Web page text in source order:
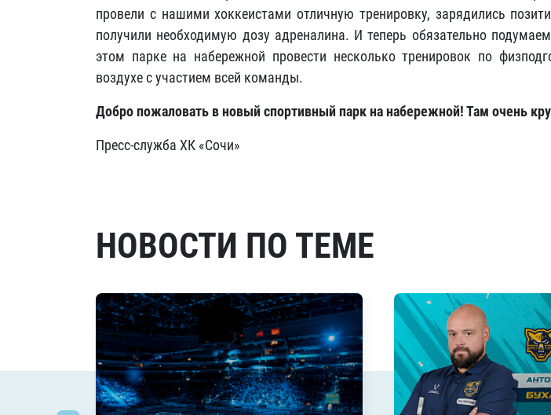
провели с нашими хоккеистами отличную тренировку, зарядились
получили необходимую дозу адреналина. И теперь обязательно
этом парке на набережной провести несколько тренировок по
воздухе с участием всей команды.
Добро пожаловать в новый спортивный парк на набережной! Там очень
Пресс-служба ХК «Сочи»
НОВОСТИ ПО ТЕМЕ